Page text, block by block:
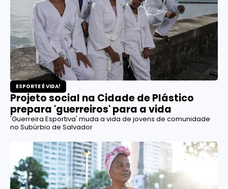
ESPORTE É VIDA!
Projeto social na Cidade de Plástico
prepara 'guerreiros' para a vida
'Guerreira Esportiva' muda a vida de jovens de comunidade
no Subúrbio de Salvador